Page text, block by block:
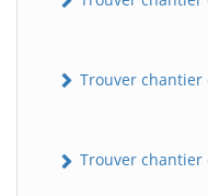
Trouver chantier
Trouver chantier